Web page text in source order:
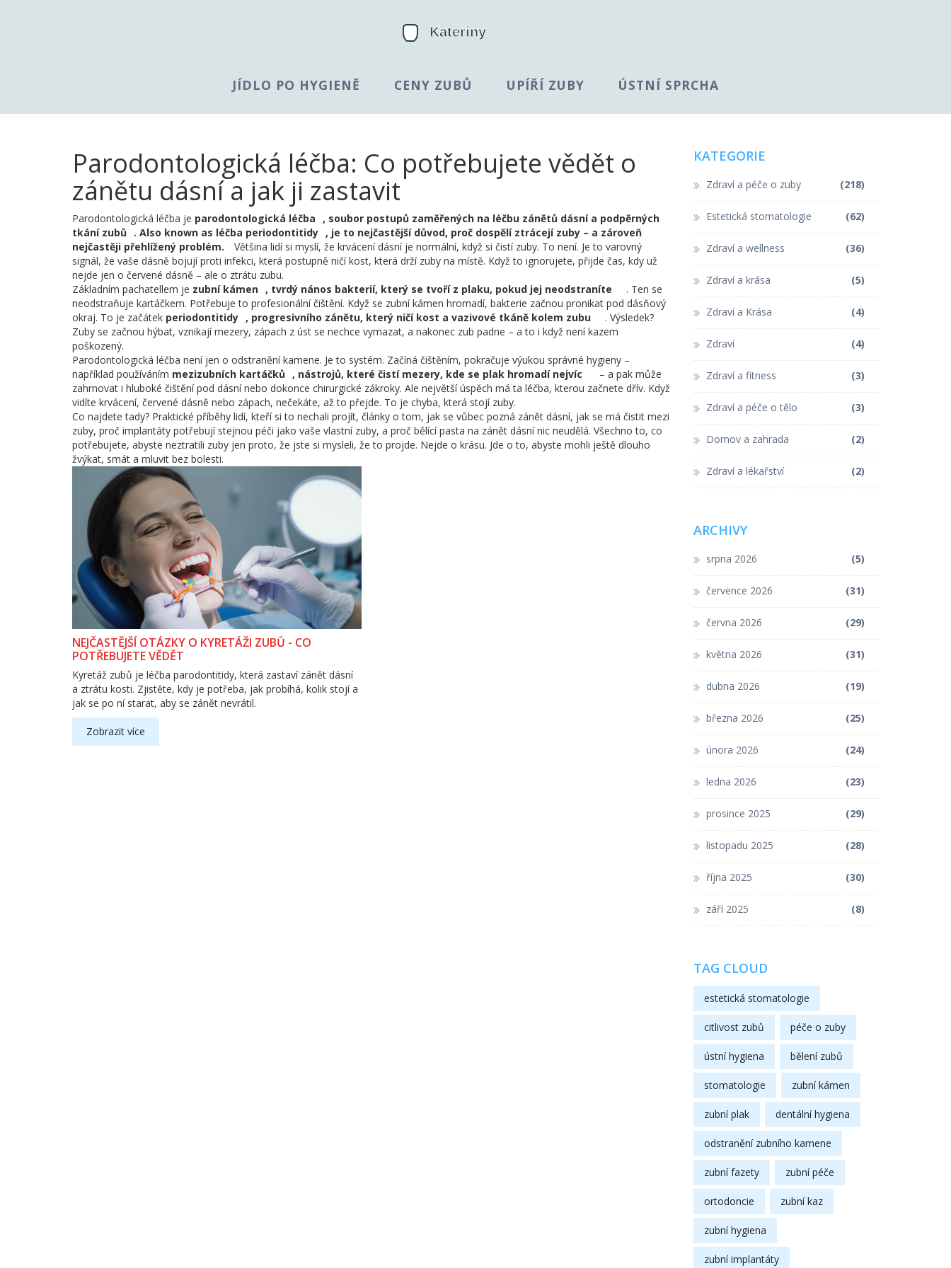
JÍDLO PO HYGIENĚ CENY ZUBŮ UPÍŘÍ ZUBY ÚSTNÍ SPRCHA
Parodontologická léčba: Co potřebujete vědět o
zánětu dásní a jak ji zastavit
Parodontologická léčba je parodontologická léčba , soubor postupů zaměřených na léčbu zánětů dásní a podpěrných
tkání zubů
. Also known as léčba periodontitidy , je to nejčastější důvod, proč dospělí ztrácejí zuby – a zároveň
nejčastěji přehlížený problém.
Většina lidí si myslí, že krvácení dásní je normální, když si čistí zuby. To není. Je to varovný
signál, že vaše dásně bojují proti infekci, která postupně ničí kost, která drží zuby na místě. Když to ignorujete, přijde čas, kdy už
nejde jen o červené dásně – ale o ztrátu zubu.
Základním pachatellem je zubní kámen , tvrdý nános bakterií, který se tvoří z plaku, pokud jej neodstraníte
. Ten se
neodstraňuje kartáčkem. Potřebuje to profesionální čištění. Když se zubní kámen hromadí, bakterie začnou pronikat pod dásňový
okraj. To je začátek periodontitidy , progresivního zánětu, který ničí kost a vazivové tkáně kolem zubu
. Výsledek?
Zuby se začnou hýbat, vznikají mezery, zápach z úst se nechce vymazat, a nakonec zub padne – a to i když není kazem
poškozený.
Parodontologická léčba není jen o odstranění kamene. Je to systém. Začíná čištěním, pokračuje výukou správné hygieny –
například používáním mezizubních kartáčků , nástrojů, které čistí mezery, kde se plak hromadí nejvíc
– a pak může
zahrnovat i hluboké čištění pod dásní nebo dokonce chirurgické zákroky. Ale největší úspěch má ta léčba, kterou začnete dřív. Když
vidíte krvácení, červené dásně nebo zápach, nečekáte, až to přejde. To je chyba, která stojí zuby.
Co najdete tady? Praktické příběhy lidí, kteří si to nechali projít, články o tom, jak se vůbec pozná zánět dásní, jak se má čistit mezi
zuby, proč implantáty potřebují stejnou péči jako vaše vlastní zuby, a proč bělící pasta na zánět dásní nic neudělá. Všechno to, co
potřebujete, abyste neztratili zuby jen proto, že jste si mysleli, že to projde. Nejde o krásu. Jde o to, abyste mohli ještě dlouho
žvýkat, smát a mluvit bez bolesti.
NEJČASTĚJŠÍ OTÁZKY O KYRETÁŽI ZUBŮ - CO
POTŘEBUJETE VĚDĚT
Kyretáž zubů je léčba parodontitidy, která zastaví zánět dásní
a ztrátu kosti. Zjistěte, kdy je potřeba, jak probíhá, kolik stojí a
jak se po ní starat, aby se zánět nevrátil.
Zobrazit více
KATEGORIE
Zdraví a péče o zuby (218)
Estetická stomatologie (62)
Zdraví a wellness (36)
Zdraví a krása (5)
Zdraví a Krása (4)
Zdraví (4)
Zdraví a fitness (3)
Zdraví a péče o tělo (3)
Domov a zahrada (2)
Zdraví a lékařství (2)
ARCHIVY
srpna 2026 (5)
července 2026 (31)
června 2026 (29)
května 2026 (31)
dubna 2026 (19)
března 2026 (25)
února 2026 (24)
ledna 2026 (23)
prosince 2025 (29)
listopadu 2025 (28)
října 2025 (30)
září 2025 (8)
TAG CLOUD
estetická stomatologie
citlivost zubů péče o zuby
ústní hygiena bělení zubů
stomatologie zubní kámen
zubní plak dentální hygiena
odstranění zubního kamene
zubní fazety zubní péče
ortodoncie zubní kaz
zubní hygiena
zubní implantáty